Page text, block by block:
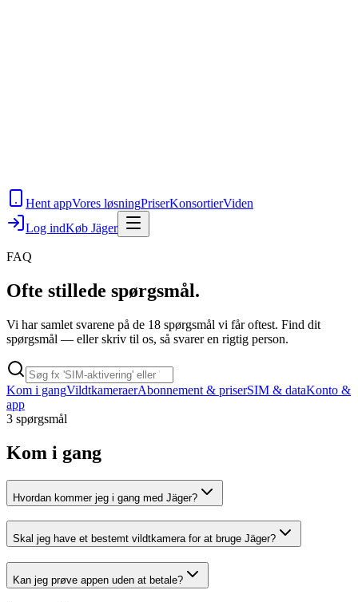
Hent appVores løsningPriserKonsortierViden
Log indKøb Jäger
FAQ
Ofte stillede spørgsmål.
Vi har samlet svarene på de 18 spørgsmål vi får oftest. Find dit
spørgsmål — eller skriv til os, så svarer en rigtig person.
Kom i gangVildtkameraerAbonnement & priserSIM & dataKonto &
app
3 spørgsmål
Kom i gang
Hvordan kommer jeg i gang med Jäger?
Skal jeg have et bestemt vildtkamera for at bruge Jäger?
Kan jeg prøve appen uden at betale?